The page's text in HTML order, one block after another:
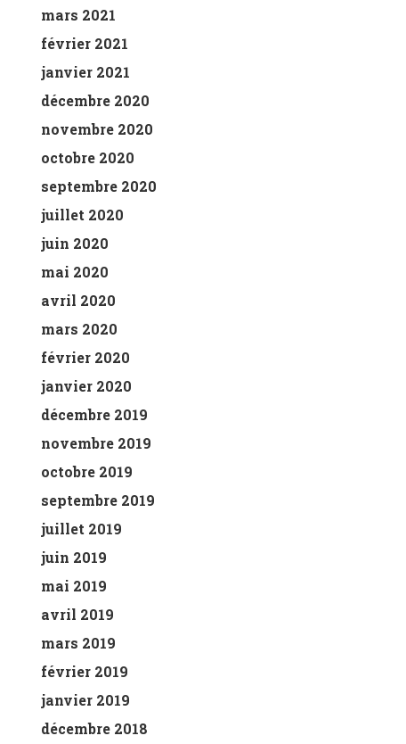
mars 2021
février 2021
janvier 2021
décembre 2020
novembre 2020
octobre 2020
septembre 2020
juillet 2020
juin 2020
mai 2020
avril 2020
mars 2020
février 2020
janvier 2020
décembre 2019
novembre 2019
octobre 2019
septembre 2019
juillet 2019
juin 2019
mai 2019
avril 2019
mars 2019
février 2019
janvier 2019
décembre 2018